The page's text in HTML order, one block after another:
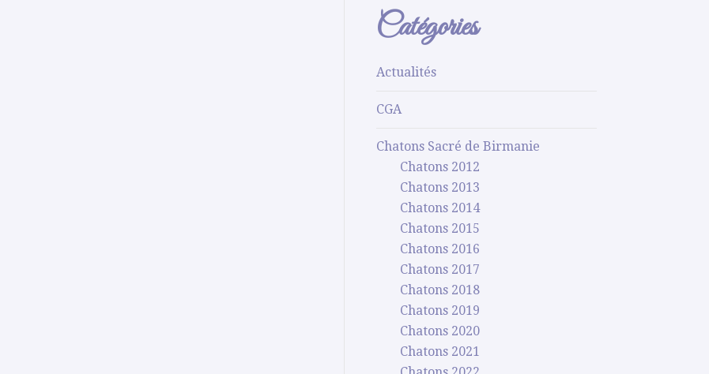
Catégories
Actualités
CGA
Chatons Sacré de Birmanie
Chatons 2012
Chatons 2013
Chatons 2014
Chatons 2015
Chatons 2016
Chatons 2017
Chatons 2018
Chatons 2019
Chatons 2020
Chatons 2021